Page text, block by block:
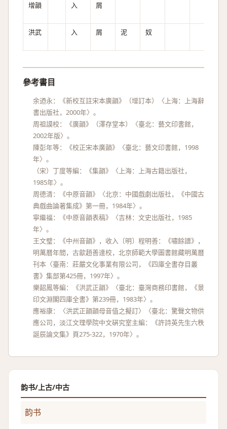
增韻 入 屑
洪武 入 屑 泥 奴
參考書目
余迺永：《新校互註宋本廣韻》（增訂本）〈上海：上海辭
書出版社，2000年〉。
周祖謨校：《廣韻》（澤存堂本）〈臺北：藝文印書館，
2002年版〉。
陳彭年等：《校正宋本廣韻》〈臺北：藝文印書館，1998
年〉。
（宋）丁度等編：《集韻》〈上海：上海古籍出版社，
1985年〉。
周德清：《中原音韻》〈北京：中國戲劇出版社，《中國古
典戲曲論著集成》第一冊，1984年〉。
寧繼福：《中原音韻表稿》〈吉林：文史出版社，1985
年〉。
王文璧：《中州音韻》，收入〔明〕程明善：《嘯餘譜》，
明萬曆年間，古歙趙善達校，北京師範大學圖書館藏明萬曆
刊本〈臺南：莊嚴文化事業有限公司，《四庫全書存目叢
書》集部第425冊，1997年〉。
樂韶鳳等編：《洪武正韻》〈臺北：臺灣商務印書館，《景
印文淵閣四庫全書》第239冊，1983年〉。
應裕康：〈洪武正韻韻母音值之擬訂〉〈臺北：驚聲文物供
應公司，淡江文理學院中文硏究室主編：《許詩英先生六秩
誕辰論文集》頁275-322，1970年〉。
韵书/上古/中古
韵书